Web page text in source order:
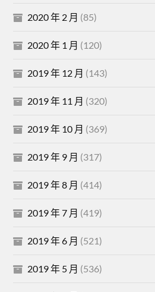
2020 年 2 月 (85)
2020 年 1 月 (120)
2019 年 12 月 (143)
2019 年 11 月 (320)
2019 年 10 月 (369)
2019 年 9 月 (317)
2019 年 8 月 (414)
2019 年 7 月 (419)
2019 年 6 月 (521)
2019 年 5 月 (536)